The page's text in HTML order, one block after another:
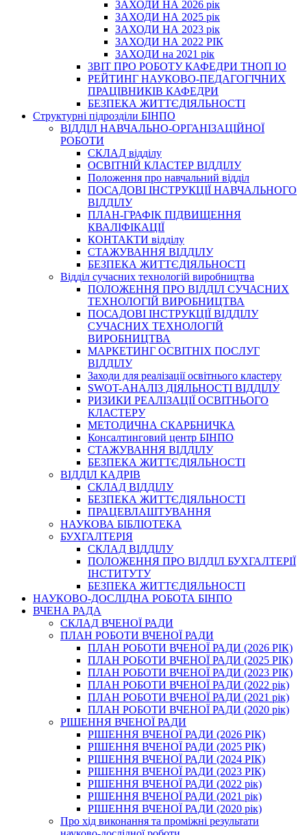
ЗАХОДИ НА 2026 рік
ЗАХОДИ НА 2025 рік
ЗАХОДИ НА 2023 рік
ЗАХОДИ НА 2022 РІК
ЗАХОДИ на 2021 рік
3BIT ПРО РОБОТУ КАФЕДРИ ТНОП ІО
РЕЙТИНГ НАУКОВО-ПЕДАГОГІЧНИХ
ПРАЦІВНИКІВ КАФЕДРИ
БЕЗПЕКА ЖИТТЄДІЯЛЬНОСТІ
Структурні підрозділи БІНПО
ВІДДІЛ НАВЧАЛЬНО-ОРГАНІЗАЦІЙНОЇ
РОБОТИ
СКЛАД відділу
ОСВІТНІЙ КЛАСТЕР ВІДДІЛУ
Положення про навчальний вiддiл
ПОСАДОВІ ІНСТРУКЦІЇ НАВЧАЛЬНОГО
ВІДДІЛУ
ПЛАН-ГРАФІК ПІДВИЩЕННЯ
КВАЛІФІКАЦІЇ
КОНТАКТИ відділу
СТАЖУВАННЯ ВІДДІЛУ
БЕЗПЕКА ЖИТТЄДІЯЛЬНОСТІ
Відділ сучасних технологій виробництва
ПОЛОЖЕННЯ ПРО ВІДДІЛ СУЧАСНИХ
ТЕХНОЛОГІЙ ВИРОБНИЦТВА
ПОСАДОВІ ІНСТРУКЦІЇ ВІДДІЛУ
СУЧАСНИХ ТЕХНОЛОГІЙ
ВИРОБНИЦТВА
МАРКЕТИНГ ОСВІТНІХ ПОСЛУГ
ВІДДІЛУ
Заходи для реалізації освітнього кластеру
SWOT-АНАЛІЗ ДІЯЛЬНОСТІ ВІДДІЛУ
РИЗИКИ РЕАЛІЗАЦІЇ ОСВІТНЬОГО
КЛАСТЕРУ
МЕТОДИЧНА СКАРБНИЧКА
Консалтинговий центр БІНПО
СТАЖУВАННЯ ВІДДІЛУ
БЕЗПЕКА ЖИТТЄДІЯЛЬНОСТІ
ВІДДІЛ КАДРІВ
СКЛАД ВІДДІЛУ
БЕЗПЕКА ЖИТТЄДІЯЛЬНОСТІ
ПРАЦЕВЛАШТУВАННЯ
НАУКОВА БІБЛІОТЕКА
БУХГАЛТЕРІЯ
СКЛАД ВІДДІЛУ
ПОЛОЖЕННЯ ПРО ВІДДІЛ БУХГАЛТЕРІЇ
ІНСТИТУТУ
БЕЗПЕКА ЖИТТЄДІЯЛЬНОСТІ
НАУКОВО-ДОСЛІДНА РОБОТА БІНПО
ВЧЕНА РАДА
СКЛАД ВЧЕНОЇ РАДИ
ПЛАН РОБОТИ ВЧЕНОЇ РАДИ
ПЛАН РОБОТИ ВЧЕНОЇ РАДИ (2026 РІК)
ПЛАН РОБОТИ ВЧЕНОЇ РАДИ (2025 РІК)
ПЛАН РОБОТИ ВЧЕНОЇ РАДИ (2023 РІК)
ПЛАН РОБОТИ ВЧЕНОЇ РАДИ (2022 рік)
ПЛАН РОБОТИ ВЧЕНОЇ РАДИ (2021 рік)
ПЛАН РОБОТИ ВЧЕНОЇ РАДИ (2020 рік)
РІШЕННЯ ВЧЕНОЇ РАДИ
РІШЕННЯ ВЧЕНОЇ РАДИ (2026 РІК)
РІШЕННЯ ВЧЕНОЇ РАДИ (2025 РІК)
РІШЕННЯ ВЧЕНОЇ РАДИ (2024 РІК)
РІШЕННЯ ВЧЕНОЇ РАДИ (2023 РІК)
РІШЕННЯ ВЧЕНОЇ РАДИ (2022 рік)
РІШЕННЯ ВЧЕНОЇ РАДИ (2021 рік)
РІШЕННЯ ВЧЕНОЇ РАДИ (2020 рік)
Про хід виконання та проміжні результати